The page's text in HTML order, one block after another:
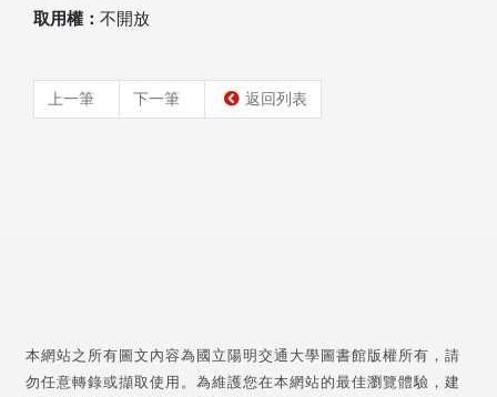
取用權： 不開放
上一筆 下一筆 返回列表
本網站之所有圖文內容為國立陽明交通大學圖書館版權所有，請
勿任意轉錄或擷取使用。為維護您在本網站的最佳瀏覽體驗，建